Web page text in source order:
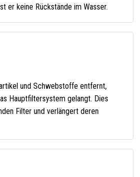
er keine Rückstände im Wasser.
und Schwebstoffe entfernt,
Hauptfiltersystem gelangt. Dies
Filter und verlängert deren